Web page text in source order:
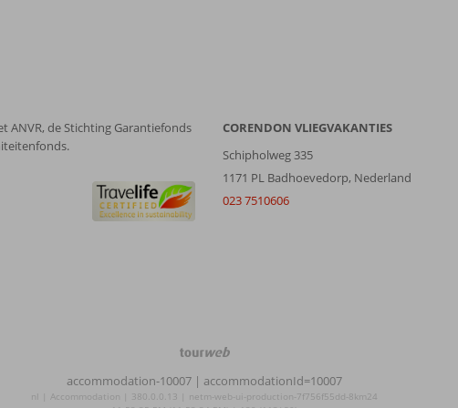
ANVR, de Stichting Garantiefonds
CORENDON VLIEGVAKANTIES
Schipholweg 335
1171 PL Badhoevedorp, Nederland
023 7510606
TourWeb
NetMatch
accommodation-10007 | accommodationId=10007
nl | Accommodation | 380.0.0.13 | netm-web-ui-production-7f756f55dd-8km24